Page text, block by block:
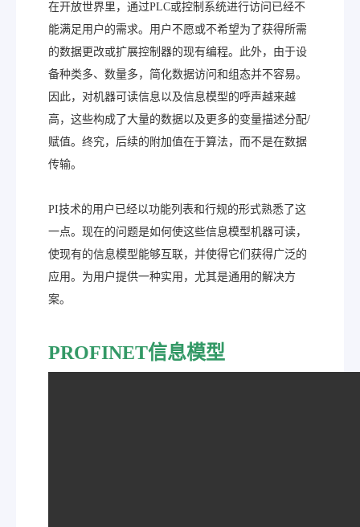
在开放世界里，通过PLC或控制系统进行访问已经不
能满足用户的需求。用户不愿或不希望为了获得所需
的数据更改或扩展控制器的现有编程。此外，由于设
备种类多、数量多，简化数据访问和组态并不容易。
因此，对机器可读信息以及信息模型的呼声越来越
高，这些构成了大量的数据以及更多的变量描述分配/
赋值。终究，后续的附加值在于算法，而不是在数据
传输。
PI技术的用户已经以功能列表和行规的形式熟悉了这
一点。现在的问题是如何使这些信息模型机器可读，
使现有的信息模型能够互联，并使得它们获得广泛的
应用。为用户提供一种实用，尤其是通用的解决方
案。
PROFINET信息模型